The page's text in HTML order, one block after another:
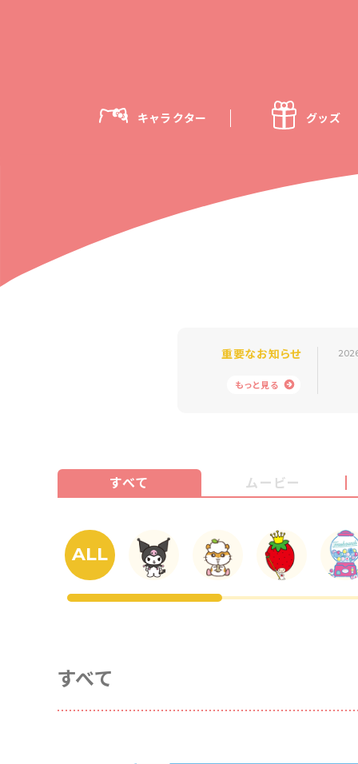
キャラクター グッズ
重要なお知らせ
もっと見る
すべて ムービー
ALL
すべて